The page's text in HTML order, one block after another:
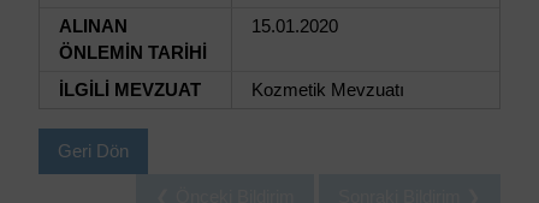
ALINAN
ÖNLEMİN TARİHİ
15.01.2020
İLGİLİ MEVZUAT Kozmetik Mevzuatı
Geri Dön